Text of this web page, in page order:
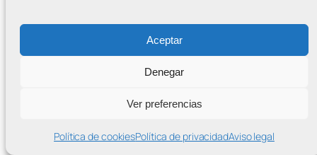
Aceptar
Denegar
Ver preferencias
Política de cookiesPolítica de privacidadAviso legal